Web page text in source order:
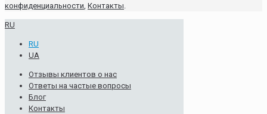
конфиденциальности, Контакты.
RU
RU
UA
Отзывы клиентов о нас
Ответы на частые вопросы
Блог
Контакты